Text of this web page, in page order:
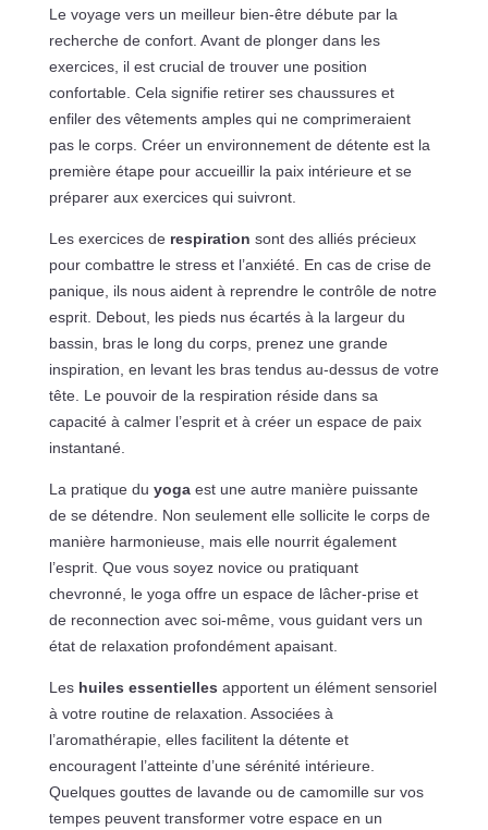
Le voyage vers un meilleur bien-être débute par la
recherche de confort. Avant de plonger dans les
exercices, il est crucial de trouver une position
confortable. Cela signifie retirer ses chaussures et
enfiler des vêtements amples qui ne comprimeraient
pas le corps. Créer un environnement de détente est la
première étape pour accueillir la paix intérieure et se
préparer aux exercices qui suivront.
Les exercices de respiration sont des alliés précieux
pour combattre le stress et l’anxiété. En cas de crise de
panique, ils nous aident à reprendre le contrôle de notre
esprit. Debout, les pieds nus écartés à la largeur du
bassin, bras le long du corps, prenez une grande
inspiration, en levant les bras tendus au-dessus de votre
tête. Le pouvoir de la respiration réside dans sa
capacité à calmer l’esprit et à créer un espace de paix
instantané.
La pratique du yogaest une autre manière puissante
de se détendre. Non seulement elle sollicite le corps de
manière harmonieuse, mais elle nourrit également
l’esprit. Que vous soyez novice ou pratiquant
chevronné, le yoga offre un espace de lâcher-prise et
de reconnection avec soi-même, vous guidant vers un
état de relaxation profondément apaisant.
Les huiles essentielles apportent un élément sensoriel
à votre routine de relaxation. Associées à
l’aromathérapie, elles facilitent la détente et
encouragent l’atteinte d’une sérénité intérieure.
Quelques gouttes de lavande ou de camomille sur vos
tempes peuvent transformer votre espace en un